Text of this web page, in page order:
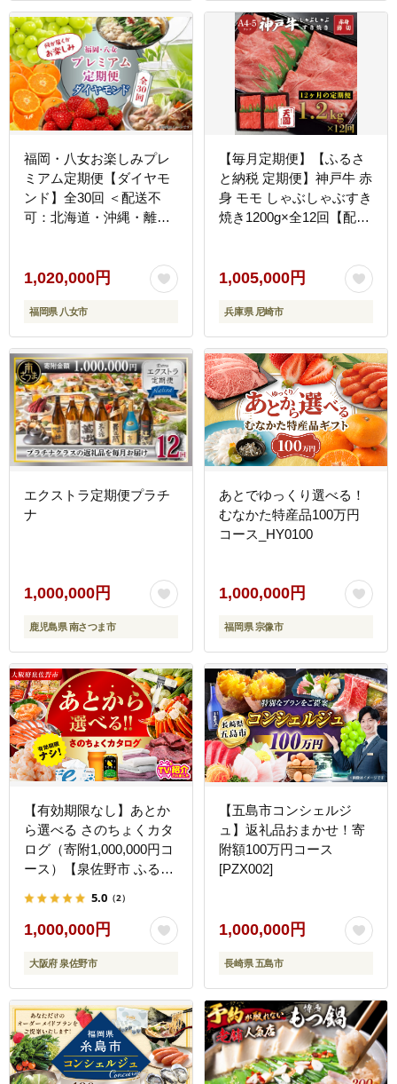
福岡・八女お楽しみプレ
ミアム定期便【ダイヤモ
ンド】全30回 ＜配送不
可：北海道・沖縄・離島
ライズ お楽しみ おすすめ
セット 産地直送 福岡県
八女市
1,020,000円
福岡県 八女市
【毎月定期便】【ふるさ
と納税 定期便】神戸牛 赤
身 モモ しゃぶしゃぶすき
焼き1200g×全12回【配送
1,005,000円
兵庫県 尼崎市
エクストラ定期便プラチ
ナ
1,000,000円
鹿児島県 南さつま市
あとでゆっくり選べる！
むなかた特産品100万円
コース_HY0100
1,000,000円
福岡県 宗像市
【有効期限なし】あとか
ら選べる さのちょくカタ
ログ（寄附1,000,000円コ
ース）【泉佐野市 ふるさ
評価 肉 ビール 海鮮 野菜
定期便 タオル ティッシュ
後から カタログギフト あ
5.0 （2）
1,000,000円
大阪府 泉佐野市
【五島市コンシェルジ
ュ】返礼品おまかせ！寄
附額100万円コース
[PZX002]
1,000,000円
長崎県 五島市